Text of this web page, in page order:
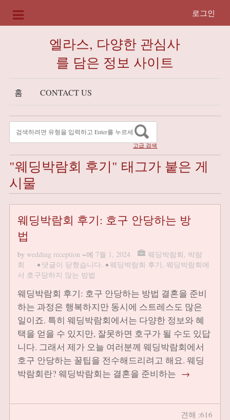
로그인
엘라스, 다양한 관심사
를 담은 정보 사이트
홈 CONTACT US
고급 검색
"웨딩박람회 후기" 태그가 붙은 게
시물
웨딩박람회 후기: 호구 안당하는 방
법
by wedding reception ~에 7월 1, 2024 웨딩박람회, 박람
회
• 댓글이 닫혔습니다. •웨딩박람회 후기, 웨딩박람회에
서 호구당하지 않는 방법
웨딩박람회 후기: 호구 안당하는 방법 결혼을 준비
하는 과정은 행복하지만 동시에 스트레스도 많은
일이죠. 특히 웨딩박람회에서는 다양한 정보와 혜
택을 얻을 수 있지만, 잘못하면 호구가 될 수도 있답
니다. 그래서 제가 오늘 여러분께 웨딩박람회에서
호구 안당하는 꿀팁을 전수해드리려고 해요. 웨딩
박람회란? 웨딩박람회는 결혼을 준비하는 →
견해 :616